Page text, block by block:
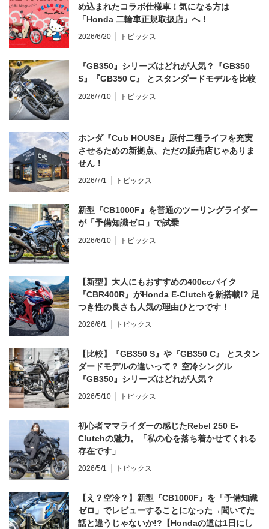
め込まれたコラボ仕様車！気になる方は
「Honda 二輪車正規取扱店」へ！
2026/6/20 トピックス
『GB350』シリーズはどれが人気？『GB350
S』『GB350 C』 とスタンダードモデルを比較
2026/7/10 トピックス
ホンダ『Cub HOUSE』原付二種ライフを充実
させるための新拠点、ただの販売店じゃありま
せん！
2026/7/1 トピックス
新型『CB1000F』を普通のツーリングライダー
が「予備知識ゼロ」で試乗
2026/6/10 トピックス
【新型】大人にもおすすめの400ccバイク
『CBR400R』がHonda E-Clutchを新搭載!? 足
つき性の良さも人気の理由ひとつです！
2026/6/1 トピックス
【比較】『GB350 S』や『GB350 C』 とスタン
ダードモデルの違いって？ 空冷シングル
『GB350』シリーズはどれが人気？
2026/5/10 トピックス
初心者ママライダーの感じたRebel 250 E-
Clutchの魅力。「私の心を落ち着かせてくれる
存在です」
2026/5/1 トピックス
【え？空冷？】新型『CB1000F』を「予備知識
ゼロ」でレビューすることになった→聞いてた
話と違うじゃないか!?【Hondaの道は1日にし